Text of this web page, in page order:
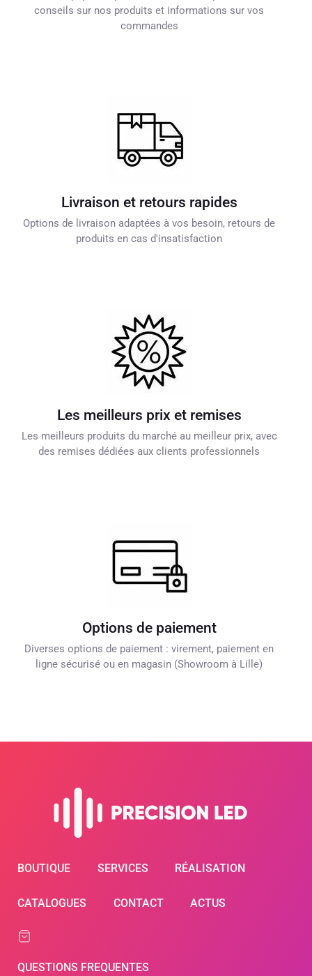
conseils sur nos produits et informations sur vos
commandes
Livraison et retours rapides
Options de livraison adaptées à vos besoin, retours de
produits en cas d'insatisfaction
Les meilleurs prix et remises
Les meilleurs produits du marché au meilleur prix, avec
des remises dédiées aux clients professionnels
Options de paiement
Diverses options de paiement : virement, paiement en
ligne sécurisé ou en magasin (Showroom à Lille)
BOUTIQUE SERVICES RÉALISATION
CATALOGUES CONTACT ACTUS
QUESTIONS FREQUENTES